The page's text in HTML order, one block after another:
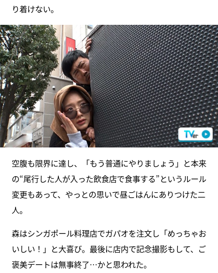
り着けない。
空腹も限界に達し、「もう普通にやりましょう」と本来
の“尾行した人が入った飲食店で食事する”というルール
変更もあって、やっとの思いで昼ごはんにありつけた二
人。
森はシンガポール料理店でガパオを注文し「めっちゃお
いしい！」と大喜び。最後に店内で記念撮影もして、ご
褒美デートは無事終了…かと思われた。